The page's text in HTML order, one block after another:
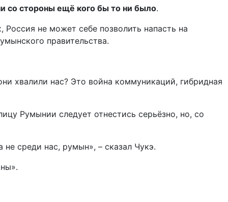
со стороны ещё кого бы то ни было.
не может себе позволить напасть на
правительства.
хвалили нас? Это война коммуникаций, гибридная
Румынии следует отнестись серьёзно, но, со
среди нас, румын», – сказал Чукэ.